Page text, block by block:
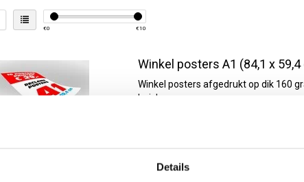
Details
€0 €10
Winkel posters A1 (84,1 x
Winkel posters afgedrukt op dik 160
huis!